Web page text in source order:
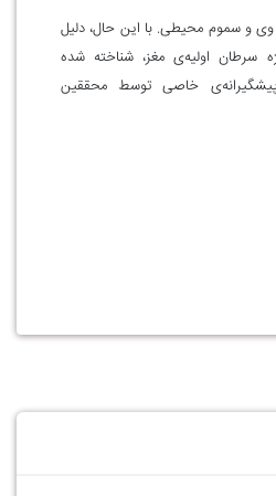
و سموم محیطی. با این حال، دلیل
سرطان اولیه‌ی مغز، شناخته شده
پیشگیرانه‌ی خاصی توسط محققین